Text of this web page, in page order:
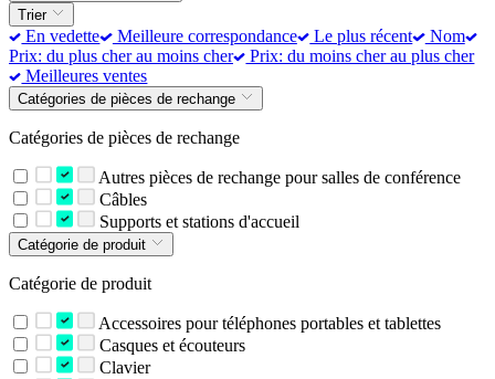
Trier
En vedette Meilleure correspondance Le plus récent
Nom
Prix: du plus cher au moins cher
Prix: du moins cher au plus cher
Meilleures ventes
Catégories de pièces de rechange
Catégories de pièces de rechange
Autres pièces de rechange pour salles de conférence
Câbles
Supports et stations d'accueil
Catégorie de produit
Catégorie de produit
Accessoires pour téléphones portables et tablettes
Casques et écouteurs
Clavier